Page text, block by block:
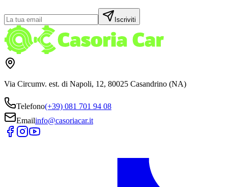
Iscriviti
Via Circumv. est. di Napoli, 12, 80025 Casandrino (NA)
Telefono(+39) 081 701 94 08
Emailinfo@casoriacar.it